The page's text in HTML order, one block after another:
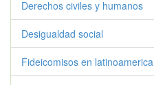
Derechos civiles y humanos
Desigualdad social
Fideicomisos en latinoamerica